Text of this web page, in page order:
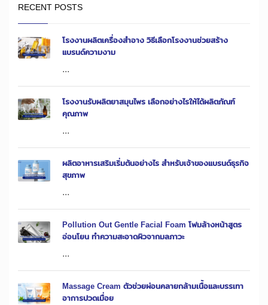
RECENT POSTS
โรงงานผลิตเครื่องสำอาง วิธีเลือกโรงงานช่วยสร้าง
แบรนด์ความงาม
...
โรงงานรับผลิตยาสมุนไพร เลือกอย่างไรให้ได้ผลิตภัณฑ์
คุณภาพ
...
ผลิตอาหารเสริมเริ่มต้นอย่างไร สำหรับเจ้าของแบรนด์ธุรกิจ
สุขภาพ
...
Pollution Out Gentle Facial Foam โฟมล้างหน้าสูตร
อ่อนโยน ทำความสะอาดผิวจากมลภาวะ
...
Massage Cream ตัวช่วยผ่อนคลายกล้ามเนื้อและบรรเทา
อาการปวดเมื่อย